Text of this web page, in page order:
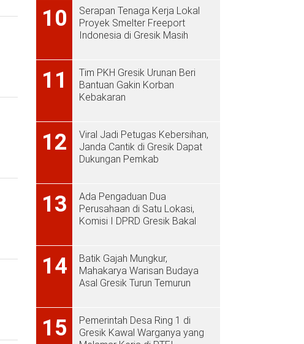
10
Serapan Tenaga Kerja Lokal
Proyek Smelter Freeport
Indonesia di Gresik Masih
11
Tim PKH Gresik Urunan Beri
Bantuan Gakin Korban
Kebakaran
12
Viral Jadi Petugas Kebersihan,
Janda Cantik di Gresik Dapat
Dukungan Pemkab
13
Ada Pengaduan Dua
Perusahaan di Satu Lokasi,
Komisi I DPRD Gresik Bakal
14
Batik Gajah Mungkur,
Mahakarya Warisan Budaya
Asal Gresik Turun Temurun
15
Pemerintah Desa Ring 1 di
Gresik Kawal Warganya yang